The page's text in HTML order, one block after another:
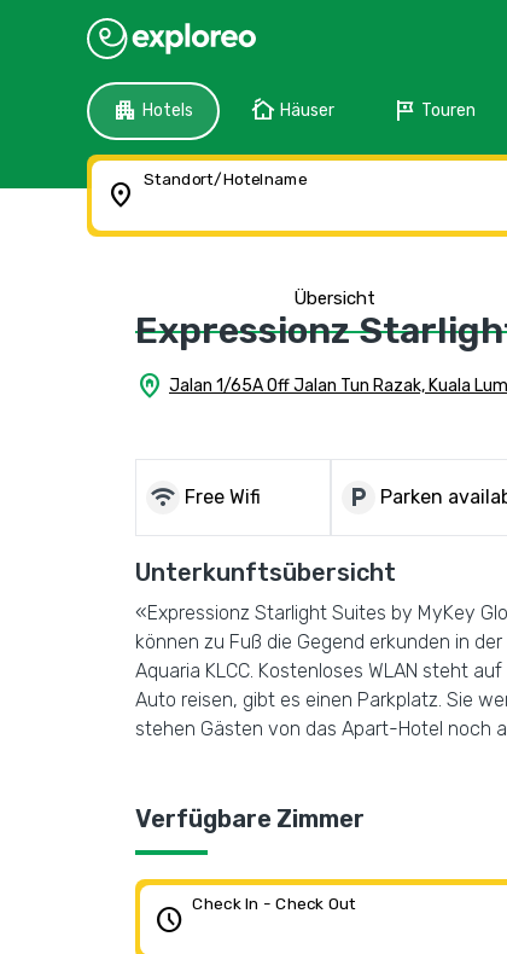
apartment Hotels cottage Häuser tour Touren
location_on Standort/Hotelname
Übersicht
Expressionz
home_pin Jalan 1/65A Off Jalan Tun Razak, Kuala
wifi Free Wifi local_parking Parken
Unterkunftsübersicht
«Expressionz Starlight Suites by MyKey
können zu Fuß die Gegend erkunden in
Aquaria KLCC. Kostenloses WLAN steht
Auto reisen, gibt es einen Parkplatz. Sie
stehen Gästen von das Apart-Hotel noch
Verfügbare Zimmer
schedule Check In - Check Out